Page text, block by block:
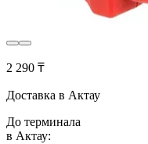
2 290 ₸
Доставка в Актау
До терминала
в Актау: